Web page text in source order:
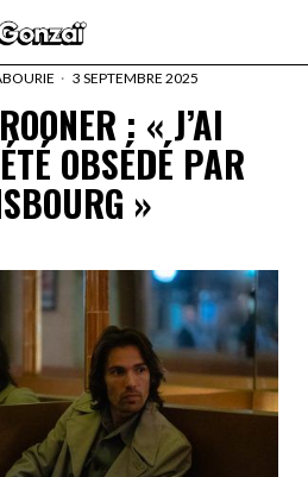
3 SEPTEMBRE 2025
: « J’AI
OBSÉDÉ PAR
»